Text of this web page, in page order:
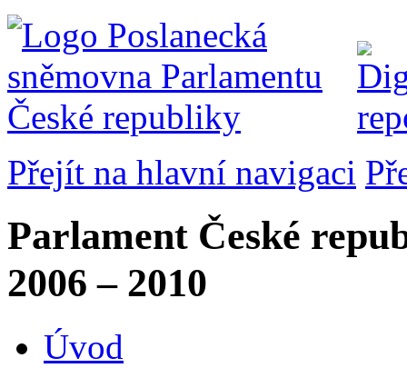
Přejít na hlavní navigaci
Parlament České
2006 – 2010
Úvod